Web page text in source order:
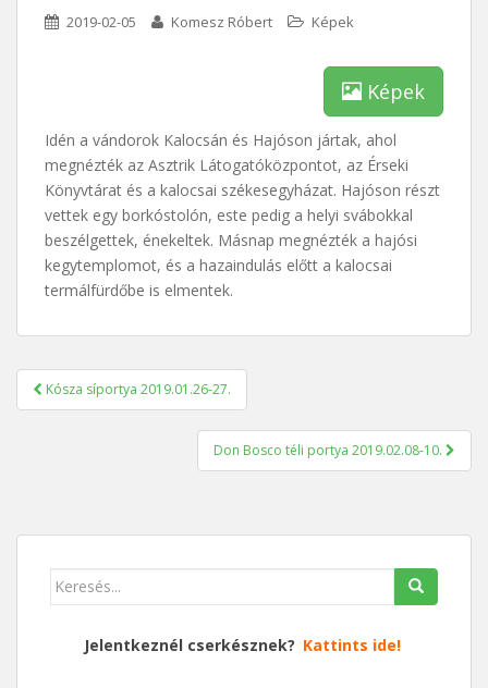
2019-02-05 Komesz Róbert Képek
Képek
Idén a vándorok Kalocsán és Hajóson jártak, ahol
megnézték az Asztrik Látogatóközpontot, az Érseki
Könyvtárat és a kalocsai székesegyházat. Hajóson részt
vettek egy borkóstolón, este pedig a helyi svábokkal
beszélgettek, énekeltek. Másnap megnézték a hajósi
kegytemplomot, és a hazaindulás előtt a kalocsai
termálfürdőbe is elmentek.
Bejegyzés
navigáció
Kósza síportya 2019.01.26-27.
Don Bosco téli portya 2019.02.08-10.
Keresés
Jelentkeznél cserkésznek? Kattints ide!